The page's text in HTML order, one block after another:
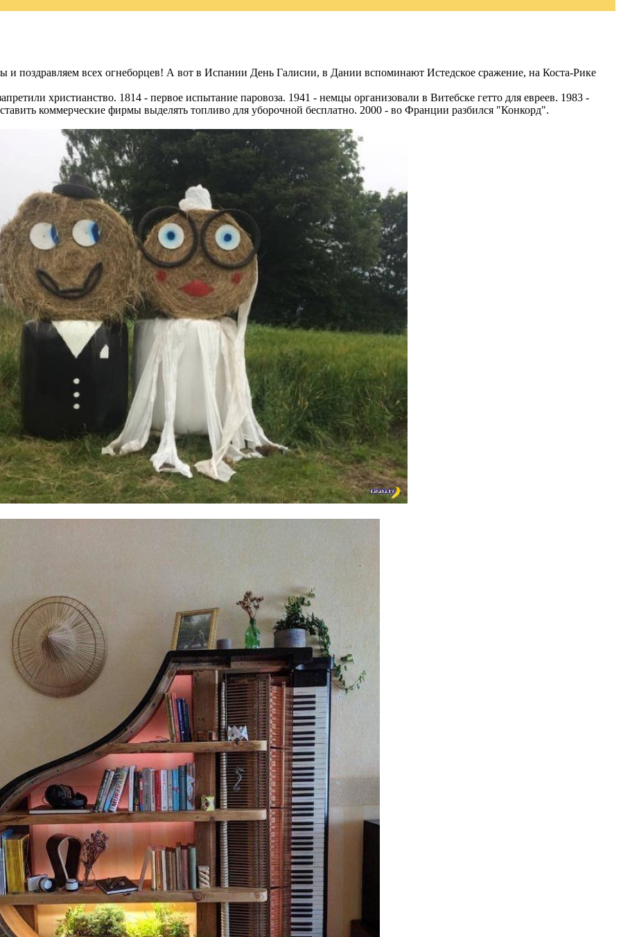
и поздравляем всех огнеборцев! А вот в Испании День Галисии, в Дании вспоминают Истедское сражение, на Коста-Рике
христианство. 1814 - первое испытание паровоза. 1941 - немцы организовали в Витебске гетто для евреев. 1983 -
коммерческие фирмы выделять топливо для уборочной бесплатно. 2000 - во Франции разбился "Конкорд".